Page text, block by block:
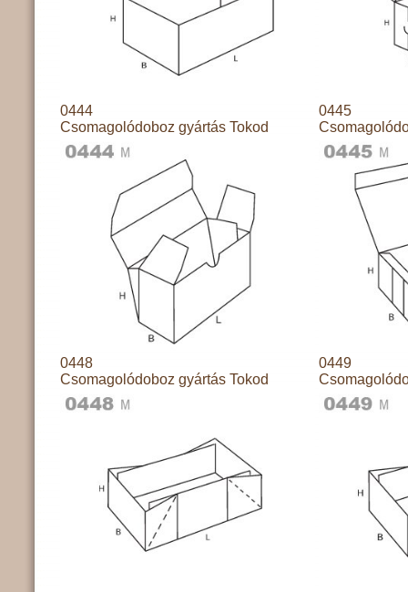
0444
Csomagolódoboz gyártás Tokod
0445
0448
Csomagolódoboz gyártás Tokod
0449